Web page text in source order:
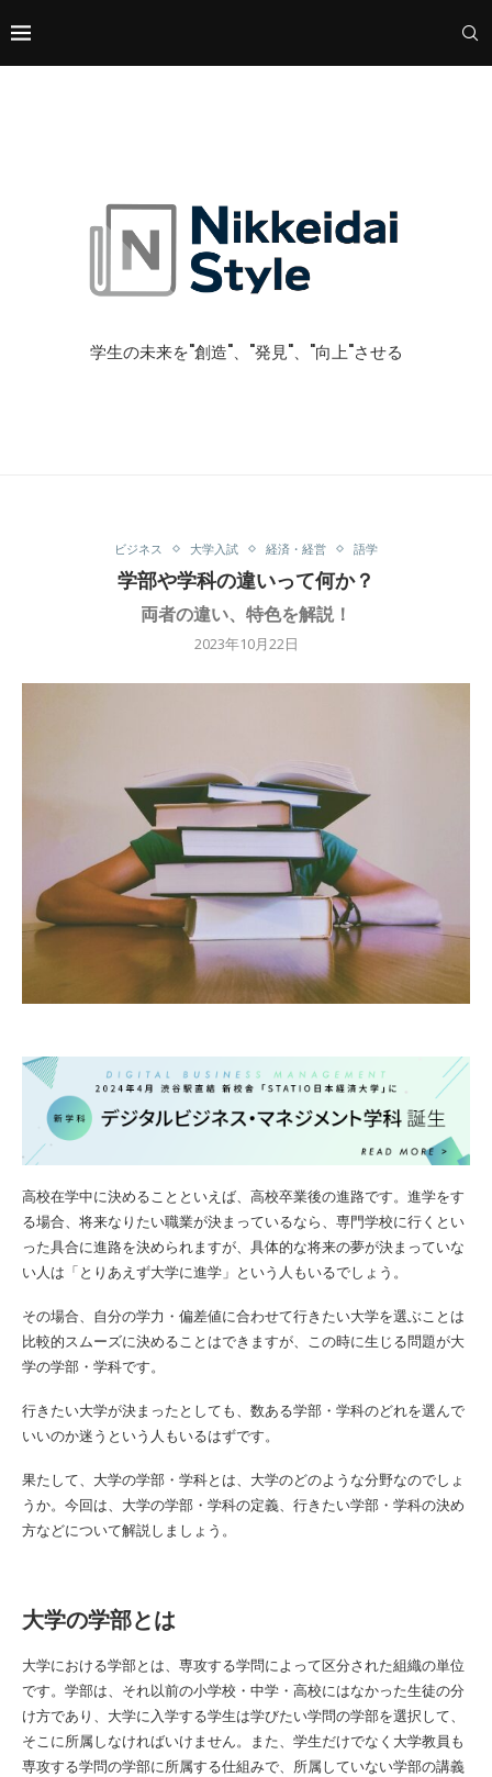
学生の未来を"創造"、"発見"、"向上"させる
ビジネス 大学入試 経済・経営 語学
学部や学科の違いって何か？
両者の違い、特色を解説！
2023年10月22日
高校在学中に決めることといえば、高校卒業後の進路です。進学をす
る場合、将来なりたい職業が決まっているなら、専門学校に行くとい
った具合に進路を決められますが、具体的な将来の夢が決まっていな
い人は「とりあえず大学に進学」という人もいるでしょう。
その場合、自分の学力・偏差値に合わせて行きたい大学を選ぶことは
比較的スムーズに決めることはできますが、この時に生じる問題が大
学の学部・学科です。
行きたい大学が決まったとしても、数ある学部・学科のどれを選んで
いいのか迷うという人もいるはずです。
果たして、大学の学部・学科とは、大学のどのような分野なのでしょ
うか。今回は、大学の学部・学科の定義、行きたい学部・学科の決め
方などについて解説しましょう。
大学の学部とは
大学における学部とは、専攻する学問によって区分された組織の単位
です。学部は、それ以前の小学校・中学・高校にはなかった生徒の分
け方であり、大学に入学する学生は学びたい学問の学部を選択して、
そこに所属しなければいけません。また、学生だけでなく大学教員も
専攻する学問の学部に所属する仕組みで、所属していない学部の講義